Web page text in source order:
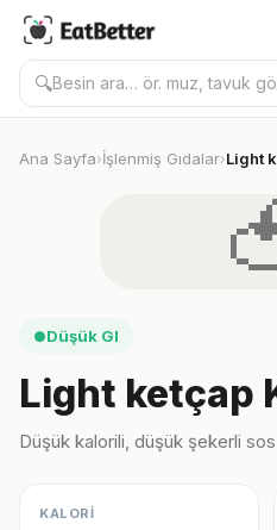
🔍
Ana Sayfa›İşlenmiş Gıdalar›Light
●Düşük GI
Light ketçap
Düşük kalorili, düşük şekerli sos
KALORİ